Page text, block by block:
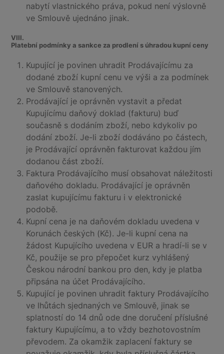
nabytí vlastnického práva, pokud není výslovně
ve Smlouvě ujednáno jinak.
VIII.
Platební podmínky a sankce za prodlení s úhradou kupní ceny
Kupující je povinen uhradit Prodávajícímu za
dodané zboží kupní cenu ve výši a za podmínek
ve Smlouvě stanovených.
Prodávající je oprávněn vystavit a předat
Kupujícímu daňový doklad (fakturu) buď
současně s dodáním zboží, nebo kdykoliv po
dodání zboží. Je-li zboží dodáváno po částech,
je Prodávající oprávněn fakturovat každou jím
dodanou část zboží.
Faktura Prodávajícího musí obsahovat náležitosti
daňového dokladu. Prodávající je oprávněn
zaslat kupujícímu fakturu i v elektronické
podobě.
Kupní cena je na daňovém dokladu uvedena v
Korunách českých (Kč). Je-li kupní cena na
žádost Kupujícího uvedena v EUR a hradí-li se v
Kč, použije se pro přepočet kurz vyhlášený
Českou národní bankou pro den, kdy je platba
připsána na účet Prodávajícího.
Kupující je povinen uhradit faktury Prodávajícího
ve lhůtách sjednaných ve Smlouvě, jinak se
splatností do 14 dnů ode dne doručení příslušné
faktury Kupujícímu, a to vždy bezhotovostním
převodem. Za okamžik zaplacení faktury se